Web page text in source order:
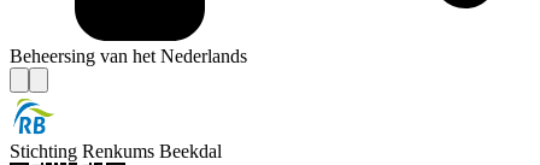
Beheersing van het Nederlands
Stichting Renkums Beekdal